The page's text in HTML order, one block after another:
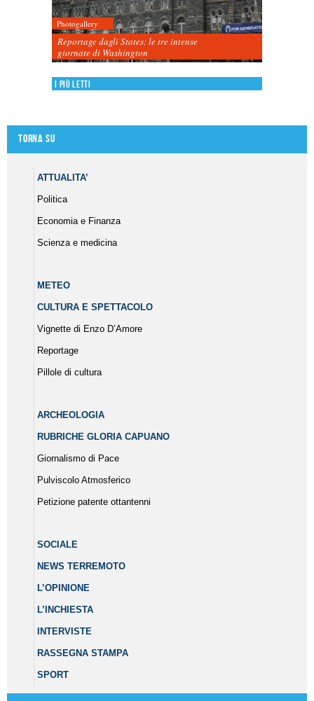
Photogallery
Reportage dagli States: le tre intense
giornate di Washington
I più letti
Torna su
ATTUALITA’
Politica
Economia e Finanza
Scienza e medicina
METEO
CULTURA E SPETTACOLO
Vignette di Enzo D’Amore
Reportage
Pillole di cultura
ARCHEOLOGIA
RUBRICHE GLORIA CAPUANO
Giornalismo di Pace
Pulviscolo Atmosferico
Petizione patente ottantenni
SOCIALE
NEWS TERREMOTO
L’OPINIONE
L’INCHIESTA
INTERVISTE
RASSEGNA STAMPA
SPORT